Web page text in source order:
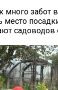
забот
место
садоводов